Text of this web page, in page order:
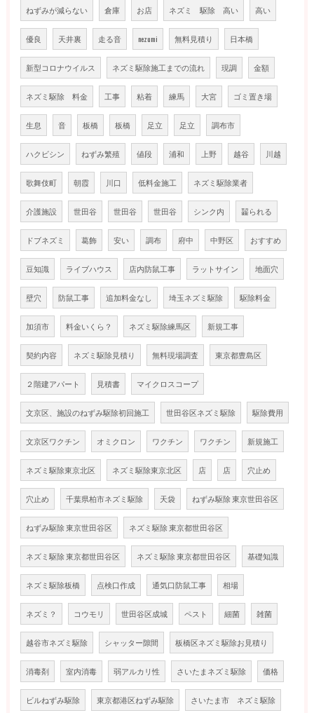
ねずみが減らない 倉庫 お店 ネズミ 駆除 高い 高い
優良 天井裏 走る音 nezumi 無料見積り 日本橋
新型コロナウイルス ネズミ駆除施工までの流れ 現調 金額
ネズミ駆除 料金 工事 粘着 練馬 大宮 ゴミ置き場
生息 音 板橋 板橋 足立 足立 調布市
ハクビシン ねずみ繁殖 値段 浦和 上野 越谷 川越
歌舞伎町 朝霞 川口 低料金施工 ネズミ駆除業者
介護施設 世田谷 世田谷 世田谷 シンク内 齧られる
ドブネズミ 葛飾 安い 調布 府中 中野区 おすすめ
豆知識 ライブハウス 店内防鼠工事 ラットサイン 地面穴
壁穴 防鼠工事 追加料金なし 埼玉ネズミ駆除 駆除料金
加須市 料金いくら？ ネズミ駆除練馬区 新規工事
契約内容 ネズミ駆除見積り 無料現場調査 東京都豊島区
２階建アパート 見積書 マイクロスコープ
文京区、施設のねずみ駆除初回施工 世田谷区ネズミ駆除 駆除費用
文京区ワクチン オミクロン ワクチン ワクチン 新規施工
ネズミ駆除東京北区 ネズミ駆除東京北区 店 店 穴止め
穴止め 千葉県柏市ネズミ駆除 天袋 ねずみ駆除 東京世田谷区
ねずみ駆除 東京世田谷区 ネズミ駆除 東京都世田谷区
ネズミ駆除 東京都世田谷区 ネズミ駆除 東京都世田谷区 基礎知識
ネズミ駆除板橋 点検口作成 通気口防鼠工事 相場
ネズミ？ コウモリ 世田谷区成城 ペスト 細菌 雑菌
越谷市ネズミ駆除 シャッター隙間 板橋区ネズミ駆除お見積り
消毒剤 室内消毒 弱アルカリ性 さいたまネズミ駆除 価格
ビルねずみ駆除 東京都港区ねずみ駆除 さいたま市 ネズミ駆除